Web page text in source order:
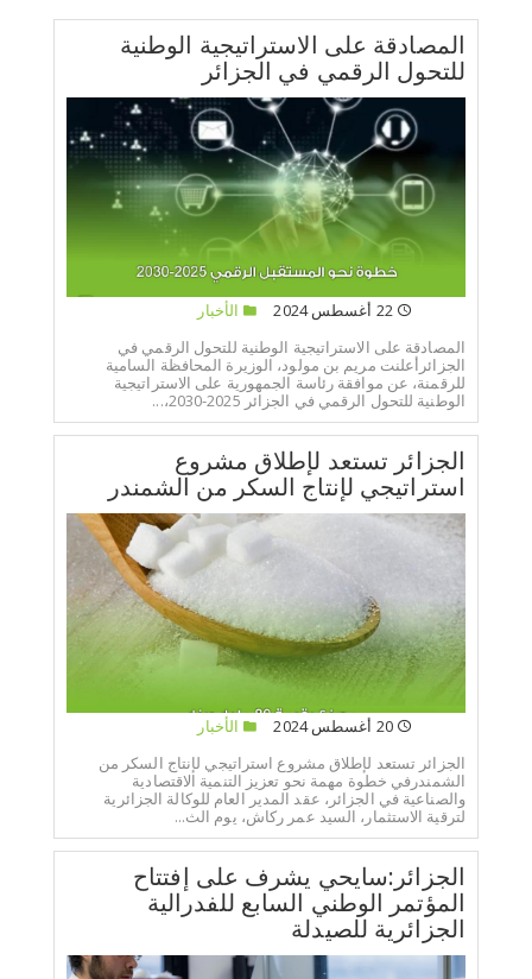
المصادقة على الاستراتيجية الوطنية
للتحول الرقمي في الجزائر
22 أغسطس 2024
الأخبار
المصادقة على الاستراتيجية الوطنية للتحول الرقمي في
الجزائرأعلنت مريم بن مولود، الوزيرة المحافظة السامية
للرقمنة، عن موافقة رئاسة الجمهورية على الاستراتيجية
الوطنية للتحول الرقمي في الجزائر 2025-2030،...
الجزائر تستعد لإطلاق مشروع
استراتيجي لإنتاج السكر من الشمندر
20 أغسطس 2024
الأخبار
الجزائر تستعد لإطلاق مشروع استراتيجي لإنتاج السكر من
الشمندرفي خطوة مهمة نحو تعزيز التنمية الاقتصادية
والصناعية في الجزائر، عقد المدير العام للوكالة الجزائرية
لترقية الاستثمار، السيد عمر ركاش، يوم الث...
الجزائر:سايحي يشرف على إفتتاح
المؤتمر الوطني السابع للفدرالية
الجزائرية للصيدلة